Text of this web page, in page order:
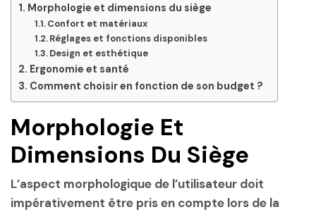
Morphologie et dimensions du siège
Confort et matériaux
Réglages et fonctions disponibles
Design et esthétique
Ergonomie et santé
Comment choisir en fonction de son budget ?
Morphologie Et
Dimensions Du Siège
L’aspect morphologique de l’utilisateur doit
impérativement être pris en compte lors de la